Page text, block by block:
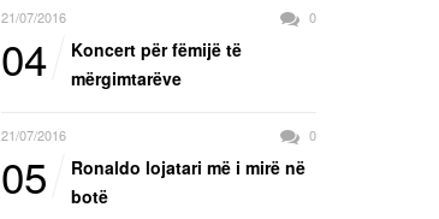
21/07/2016 0
04
Koncert për fëmijë të
mërgimtarëve
21/07/2016 0
05
Ronaldo lojatari më i mirë në
botë